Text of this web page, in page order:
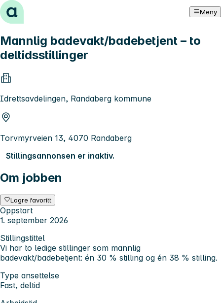
Hopp til innhold Meny
Mannlig badevakt/badebetjent – to
deltidsstillinger
Idrettsavdelingen, Randaberg kommune
Torvmyrveien 13, 4070 Randaberg
Stillingsannonsen er inaktiv.
Om jobben
Lagre favoritt
Oppstart
1. september 2026
Stillingstittel
Vi har to ledige stillinger som mannlig
badevakt/badebetjent: én 30 % stilling og én 38 % stilling.
Type ansettelse
Fast, deltid